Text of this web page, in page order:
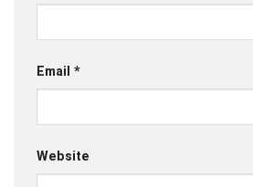
Email *
Website